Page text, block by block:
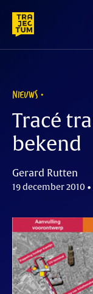
content
NIEUWS
Tracé
bekend
Gerard Rutten
19 december 2010